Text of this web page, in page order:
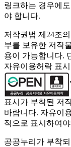
링크하는 경우에
야 합니다.
저작권법 제24조
부를 보유한 저작
용이 가능합니다.
자유이용허락 표
표시가 부착된 저
바랍니다. 자유이
적으로 표시하여
공공누리가 부착